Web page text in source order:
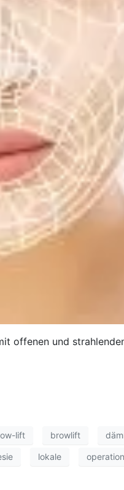
offenen und
lift browlift
lokale operation